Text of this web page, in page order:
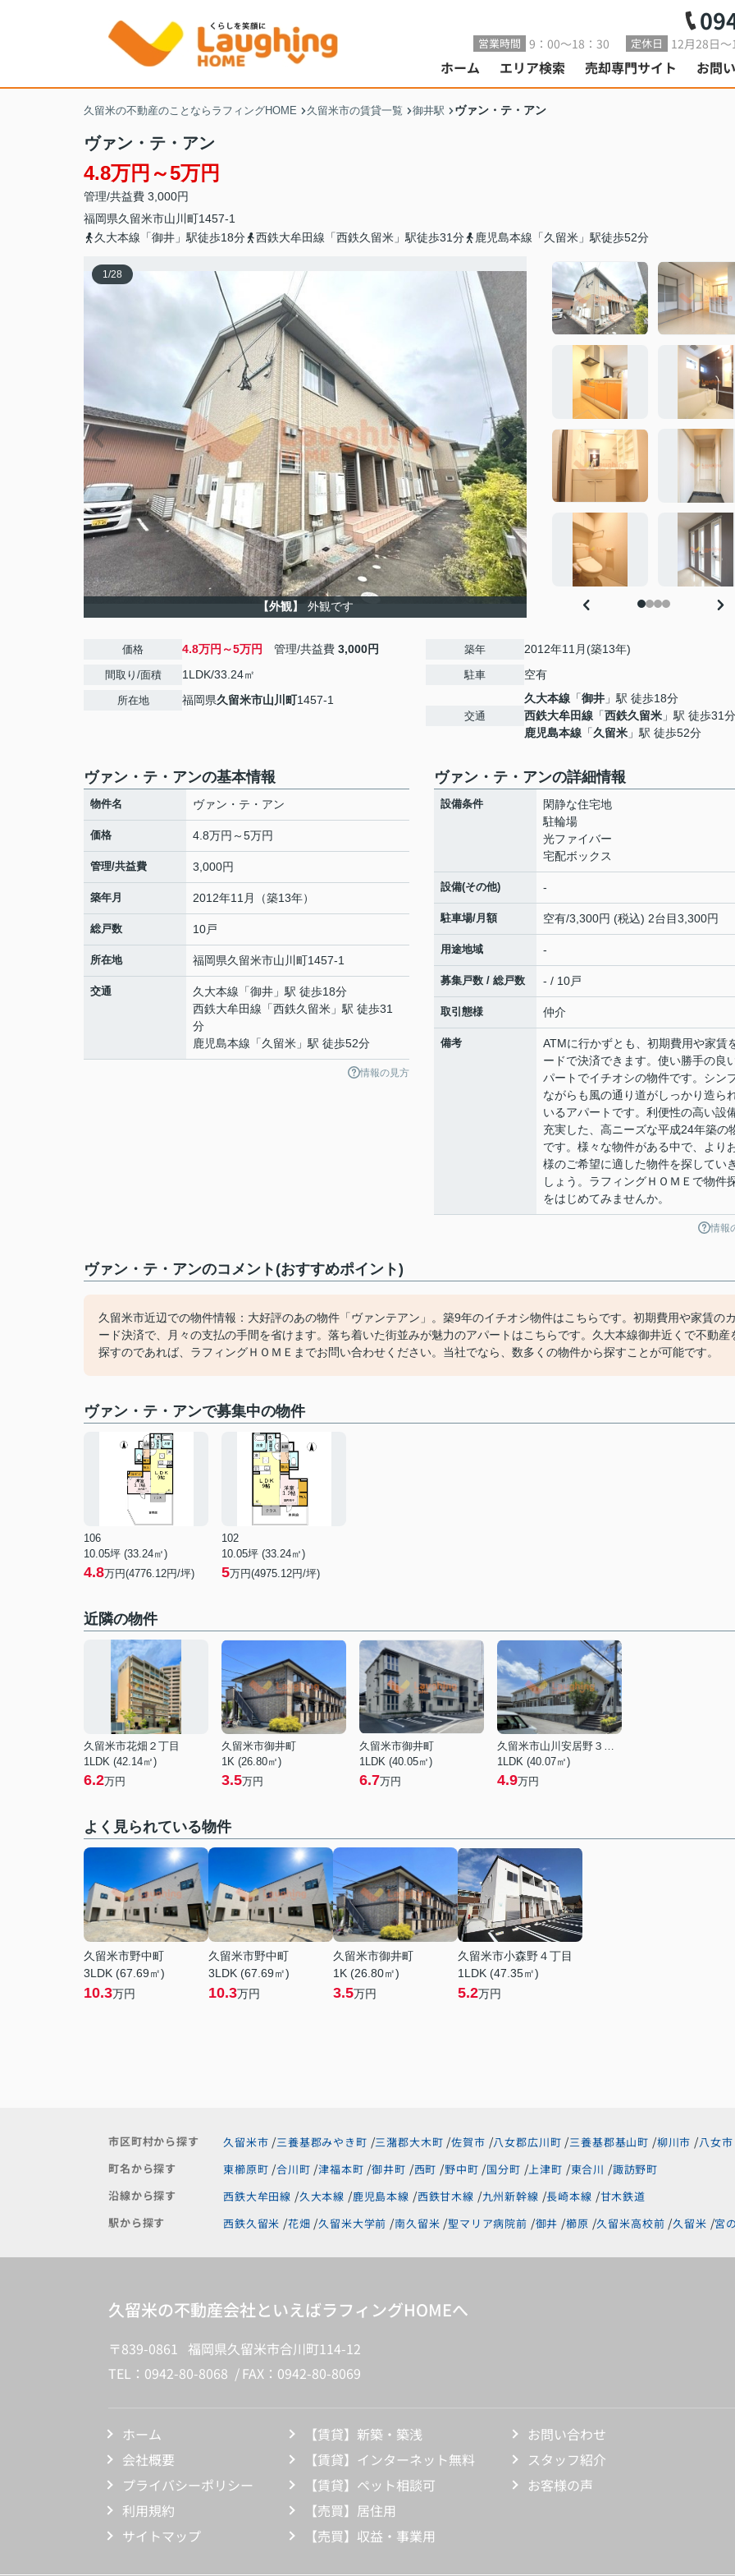
営業時間 9：00～18：30 定休日 12月28日
ホーム エリア検索 売却専門サイト お問
久留米の不動産のことならラフィングHOME 久留米市の賃貸一覧 御井駅 ヴァン・テ・アン
ヴァン・テ・アン
4.8万円～5万円
管理/共益費 3,000円
福岡県久留米市山川町1457-1
久大本線「御井」駅徒歩18分
西鉄大牟田線「西鉄久留米」駅徒歩31分 鹿児島本線「久留米」駅徒歩52分
1/28
【外観】 外観です
価格 4.8万円～5万円 管理/共益費 3,000円
間取り/面積 1LDK/33.24㎡
所在地 福岡県久留米市山川町1457-1
築年 2012年11月(築13年)
駐車 空有
交通
久大本線 「御井 」駅 徒歩18分
西鉄大牟田線 「西鉄久留米 」駅 徒歩31分
鹿児島本線 「久留米 」駅 徒歩52分
ヴァン・テ・アンの基本情報
物件名 ヴァン・テ・アン
価格 4.8万円～5万円
管理/共益費 3,000円
築年月 2012年11月（築13年）
総戸数 10戸
所在地 福岡県久留米市山川町1457-1
交通 久大本線 「御井 」駅 徒歩18分
西鉄大牟田線 「西鉄久留米 」駅 徒歩31
分
鹿児島本線 「久留米 」駅 徒歩52分
情報の見方
ヴァン・テ・アンの詳細情報
設備条件
閑静な住宅地
駐輪場
光ファイバー
宅配ボックス
設備(その他) -
駐車場/月額 空有/3,300円 (税込) 2台目3,300円
用途地域 -
募集戸数 / 総戸数 - / 10戸
取引態様 仲介
備考
ATMに行かずとも、初期費用や家賃
ードで決済できます。使い勝手の良
パートでイチオシの物件です。シン
ながらも風の通り道がしっかり造ら
いるアパートです。利便性の高い設
充実した、高ニーズな平成24年築の
です。様々な物件がある中で、より
様のご希望に適した物件を探してい
しょう。ラフィングＨＯＭＥで物件
をはじめてみませんか。
情報
ヴァン・テ・アンのコメント(おすすめポイント)
久留米市近辺での物件情報：大好評のあの物件「ヴァンテアン」。築9年のイチオシ物件はこちらです。初期費用や家賃の
ード決済で、月々の支払の手間を省けます。落ち着いた街並みが魅力のアパートはこちらです。久大本線御井近くで不動産
探すのであれば、ラフィングＨＯＭＥまでお問い合わせください。当社でなら、数多くの物件から探すことが可能です。
ヴァン・テ・アンで募集中の物件
106
10.05坪 (33.24㎡)
4.8万円(4776.12円/坪)
102
10.05坪 (33.24㎡)
5万円(4975.12円/坪)
近隣の物件
久留米市花畑２丁目
1LDK (42.14㎡)
6.2万円
久留米市御井町
1K (26.80㎡)
3.5万円
久留米市御井町
1LDK (40.05㎡)
6.7万円
久留米市山川安居野３丁目
1LDK (40.07㎡)
4.9万円
よく見られている物件
久留米市野中町
3LDK (67.69㎡)
10.3万円
久留米市野中町
3LDK (67.69㎡)
10.3万円
久留米市御井町
1K (26.80㎡)
3.5万円
久留米市小森野４丁目
1LDK (47.35㎡)
5.2万円
市区町村から探す 久留米市 三養基郡みやき町 三潴郡大木町 佐賀市 八女郡広川町 三養基郡基山町 柳川市
八女市
町名から探す
東櫛原町 合川町 津福本町 御井町 西町 野中町 国分町 上津町 東合川
諏訪野町
沿線から探す
西鉄大牟田線 久大本線 鹿児島本線 西鉄甘木線 九州新幹線 長崎本線 甘木鉄道
駅から探す
西鉄久留米 花畑 久留米大学前 南久留米 聖マリア病院前 御井 櫛原 久留米高校前 久留米 宮
久留米の不動産会社といえばラフィングHOMEへ
〒839-0861 福岡県久留米市合川町114-12
TEL：0942-80-8068
FAX：0942-80-8069
ホーム
会社概要
プライバシーポリシー
利用規約
サイトマップ
【賃貸】新築・築浅
【賃貸】インターネット無料
【賃貸】ペット相談可
【売買】居住用
【売買】収益・事業用
お問い合わせ
スタッフ紹介
お客様の声